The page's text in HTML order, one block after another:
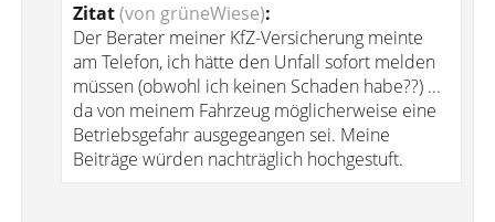
Zitat(von grüneWiese):
Der Berater meiner KfZ-Versicherung meinte
am Telefon, ich hätte den Unfall sofort melden
müssen (obwohl ich keinen Schaden habe??) ...
da von meinem Fahrzeug möglicherweise eine
Betriebsgefahr ausgegeangen sei. Meine
Beiträge würden nachträglich hochgestuft.